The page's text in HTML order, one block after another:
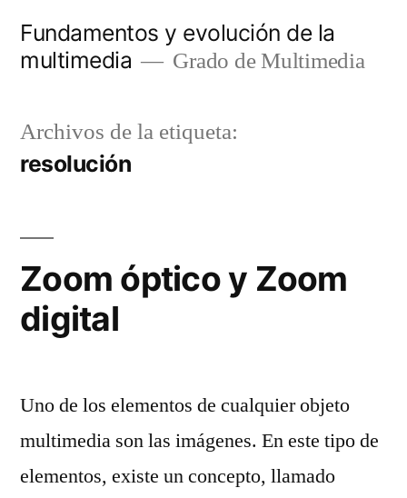
Fundamentos y evolución de la
multimedia
Grado de Multimedia
Archivos de la etiqueta:
resolución
Zoom óptico y Zoom
digital
Uno de los elementos de cualquier objeto
multimedia son las imágenes. En este tipo de
elementos, existe un concepto, llamado